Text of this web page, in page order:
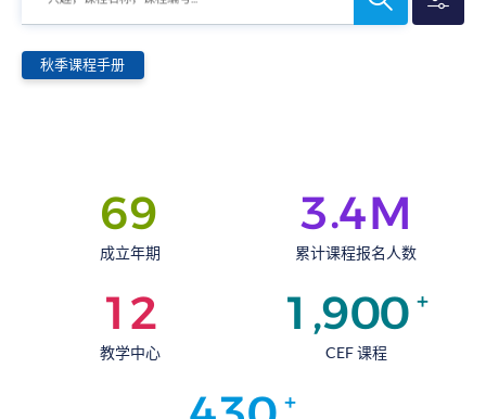
课
寻
秋季课程手册
69
成立年期 3.4M
累计课程报名人数
12
教学中心 1,900+
CEF 课程
+